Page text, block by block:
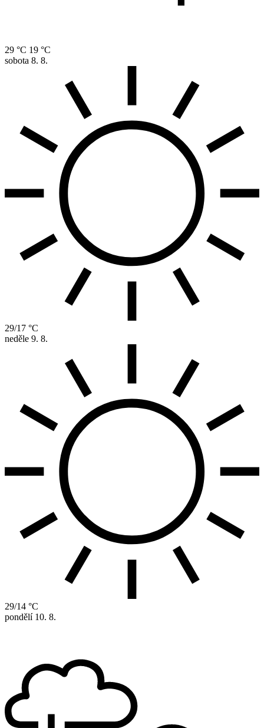
29 °C 19 °C
sobota 8. 8.
29/17 °C
neděle 9. 8.
29/14 °C
pondělí 10. 8.